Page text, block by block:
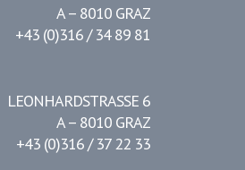
A – 8010 GRAZ
+43 (0)316 / 34 89 81
LEONHARDSTRASSE 6
A – 8010 GRAZ
+43 (0)316 / 37 22 33